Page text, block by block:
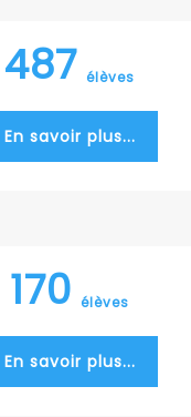
487 élèves
En savoir plus...
170 élèves
En savoir plus...